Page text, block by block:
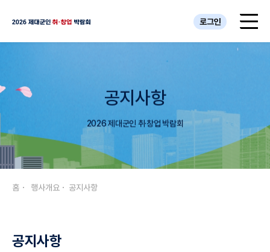
로그인
공지사항
2026 제대군인 취·창업 박람회
홈 행사개요 공지사항
공지사항